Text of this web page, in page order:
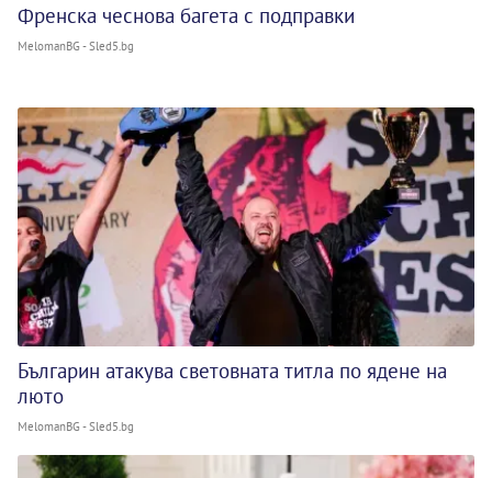
Френска чеснова багета с подправки
MelomanBG - Sled5.bg
Българин атакува световната титла по ядене на
люто
MelomanBG - Sled5.bg